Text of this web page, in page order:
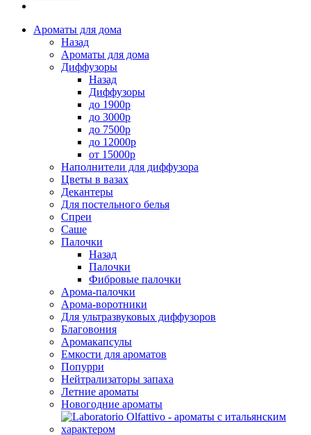
Ароматы для дома
Назад
Ароматы для дома
Диффузоры
Назад
Диффузоры
до 1900р
до 3000р
до 7500р
до 12000р
от 15000р
Наполнители для диффузора
Цветы в вазах
Декантеры
Для постельного белья
Спреи
Саше
Палочки
Назад
Палочки
Фибровые палочки
Арома-палочки
Арома-воротники
Для ультразвуковых диффузоров
Благовония
Аромакапсулы
Емкости для ароматов
Попурри
Нейтрализаторы запаха
Летние ароматы
Новогодние ароматы